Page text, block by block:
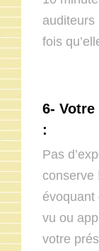
fois
6-
:
Pas
conserve
évoquant
vu ou
votre